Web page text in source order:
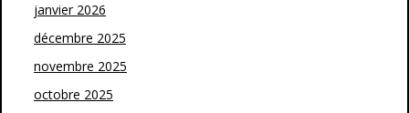
janvier 2026
décembre 2025
novembre 2025
octobre 2025